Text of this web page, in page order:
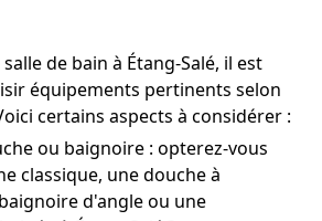
de bain à Étang-Salé, il est
équipements pertinents selon
certains aspects à considérer :
ou baignoire : opterez-vous
classique, une douche à
d'angle ou une